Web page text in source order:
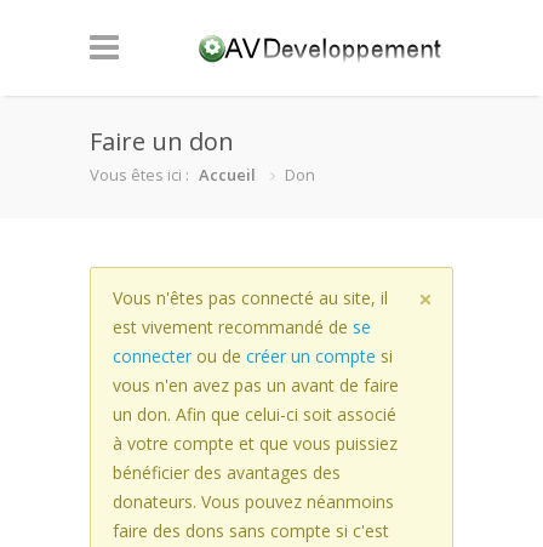
Faire un don
Vous êtes ici : Accueil Don
Vous n'êtes pas connecté au site, il
est vivement recommandé de se
connecter ou de créer un compte si
vous n'en avez pas un avant de faire
un don. Afin que celui-ci soit associé
à votre compte et que vous puissiez
bénéficier des avantages des
donateurs. Vous pouvez néanmoins
faire des dons sans compte si c'est